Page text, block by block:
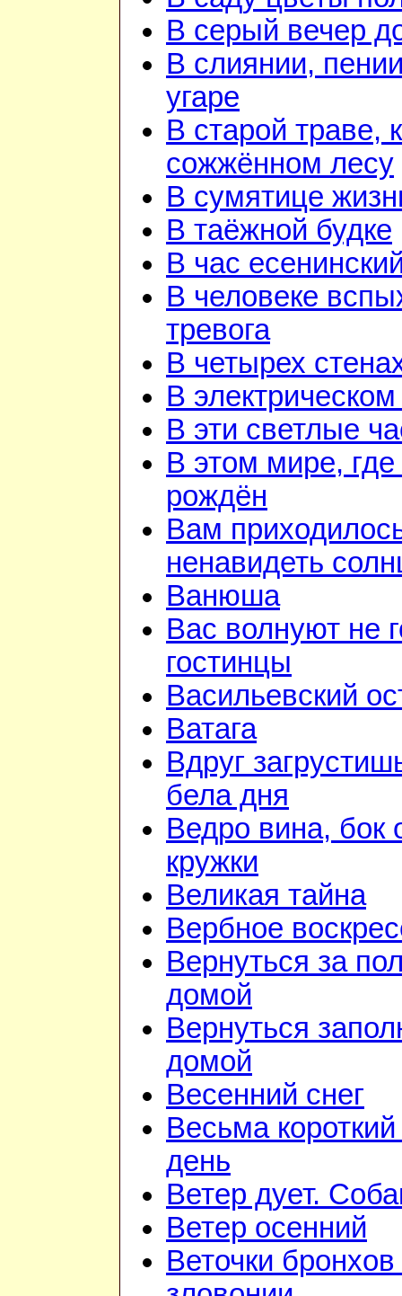
В серый вечер
В слиянии,
угаре
В старой траве,
сожжённом лесу
В сумятице
В таёжной будке
В час
В человеке
тревога
В четырех
В
В эти светлые
В этом мире,
рождён
Вам
ненавидеть
Ванюша
Вас волнуют не
гостинцы
Васильевский
Ватага
Вдруг
бела дня
Ведро вина, бок
кружки
Великая тайна
Вербное
Вернуться за
домой
Вернуться
домой
Весенний снег
Весьма
день
Ветер дует.
Ветер осенний
Веточки